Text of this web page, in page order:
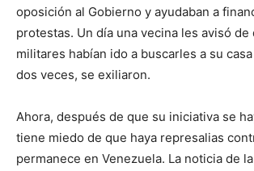
oposición al Gobierno y ayudaban a
protestas. Un día una vecina les avisó de
militares habían ido a buscarles a su
dos veces, se exiliaron.
Ahora, después de que su iniciativa se
tiene miedo de que haya represalias
permanece en Venezuela. La noticia de